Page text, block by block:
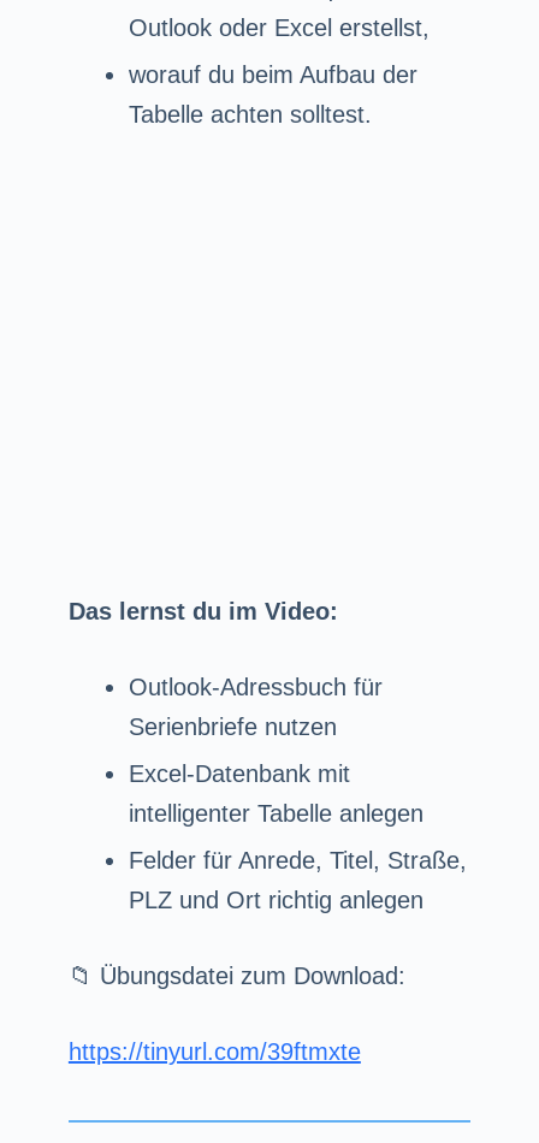
Outlook oder Excel erstellst,
worauf du beim Aufbau der
Tabelle achten solltest.
Das lernst du im Video:
Outlook-Adressbuch für
Serienbriefe nutzen
Excel-Datenbank mit
intelligenter Tabelle anlegen
Felder für Anrede, Titel, Straße,
PLZ und Ort richtig anlegen
📁 Übungsdatei zum Download:
https://tinyurl.com/39ftmxte